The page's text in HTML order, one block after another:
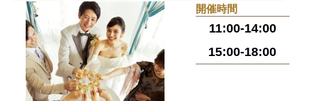
開催時間
11:00-14:00
15:00-18:00